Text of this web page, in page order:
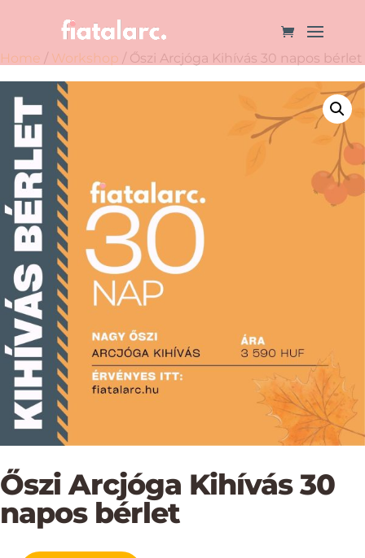
Home / Workshop / Őszi Arcjóga Kihívás 30 napos bérlet
Őszi Arcjóga Kihívás 30
napos bérlet